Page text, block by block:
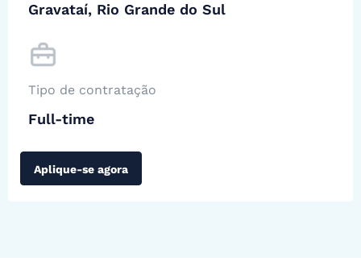
Gravataí, Rio Grande do Sul
Tipo de contratação
Full-time
Aplique-se agora